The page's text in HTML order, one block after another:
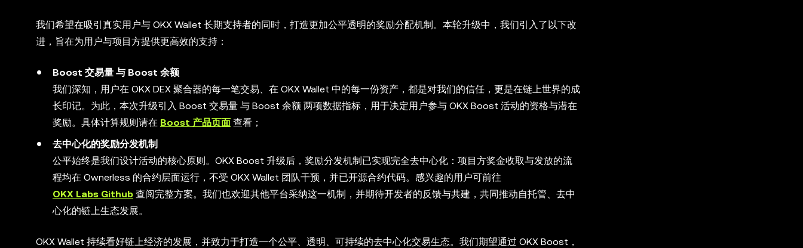
我们希望在吸引真实用户与 OKX Wallet 长期支持者的同时，打造更加公平透明的奖励分配机制。本轮升级中，我们引入了以下改
进，旨在为用户与项目方提供更高效的支持：
Boost 交易量 与 Boost 余额
我们深知，用户在 OKX DEX 聚合器的每一笔交易、在 OKX Wallet 中的每一份资产，都是对我们的信任，更是在链上世界的成
长印记。为此，本次升级引入 Boost 交易量 与 Boost 余额 两项数据指标，用于决定用户参与 OKX Boost 活动的资格与潜在
奖励。具体计算规则请在 Boost 产品页面 查看；
去中心化的奖励分发机制
公平始终是我们设计活动的核心原则。OKX Boost 升级后，奖励分发机制已实现完全去中心化：项目方奖金收取与发放的流
程均在 Ownerless 的合约层面运行，不受 OKX Wallet 团队干预，并已开源合约代码。感兴趣的用户可前往
OKX Labs Github 查阅完整方案。我们也欢迎其他平台采纳这一机制，并期待开发者的反馈与共建，共同推动自托管、去中
心化的链上生态发展。
OKX Wallet 持续看好链上经济的发展，并致力于打造一个公平、透明、可持续的去中心化交易生态。我们期望通过 OKX Boost，